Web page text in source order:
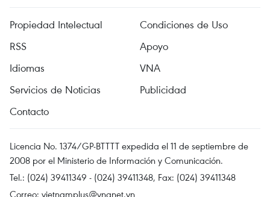
Propiedad Intelectual
Condiciones de Uso
RSS
Apoyo
Idiomas
VNA
Servicios de Noticias
Publicidad
Contacto
Licencia No. 1374/GP-BTTTT expedida el 11 de septiembre de
2008 por el Ministerio de Información y Comunicación.
Tel.: (024) 39411349 - (024) 39411348, Fax: (024) 39411348
Correo: vietnamplus@vnanet.vn